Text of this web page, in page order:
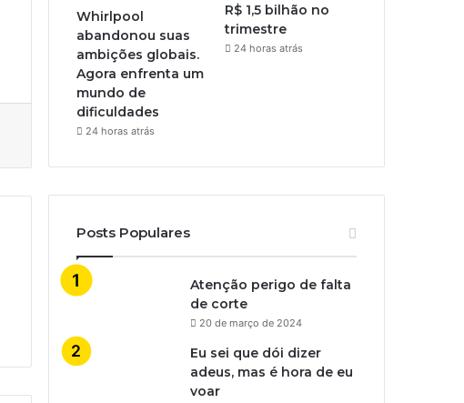
Whirlpool
abandonou suas
ambições globais.
Agora enfrenta um
mundo de
dificuldades
24 horas atrás
R$ 1,5 bilhão no
trimestre
24 horas atrás
Posts Populares
Atenção perigo de falta
de corte
20 de março de 2024
Eu sei que dói dizer
adeus, mas é hora de eu
voar